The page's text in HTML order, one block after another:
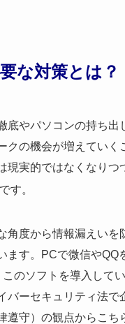
な対策とは？
底やパソコンの持ち
クの機会が増えてい
現実的ではなくなり
す。
角度から情報漏えい
ます。PCで微信や
のソフトを導入して
バーセキュリティ法
遵守）の観点からこ